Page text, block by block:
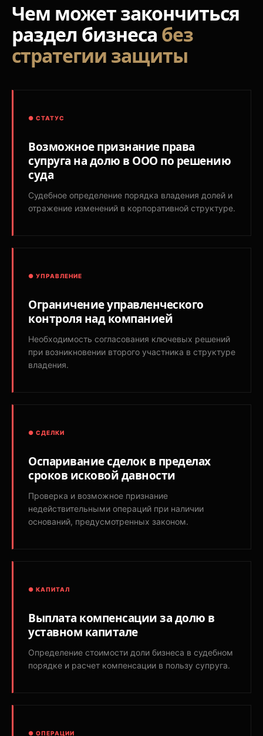
Чем может закончиться
раздел бизнеса без
стратегии защиты
● СТАТУС
Возможное признание права
супруга на долю в ООО по решению
суда
Судебное определение порядка владения долей и
отражение изменений в корпоративной структуре.
● УПРАВЛЕНИЕ
Ограничение управленческого
контроля над компанией
Необходимость согласования ключевых решений
при возникновении второго участника в структуре
владения.
● СДЕЛКИ
Оспаривание сделок в пределах
сроков исковой давности
Проверка и возможное признание
недействительными операций при наличии
оснований, предусмотренных законом.
● КАПИТАЛ
Выплата компенсации за долю в
уставном капитале
Определение стоимости доли бизнеса в судебном
порядке и расчет компенсации в пользу супруга.
● ОПЕРАЦИИ